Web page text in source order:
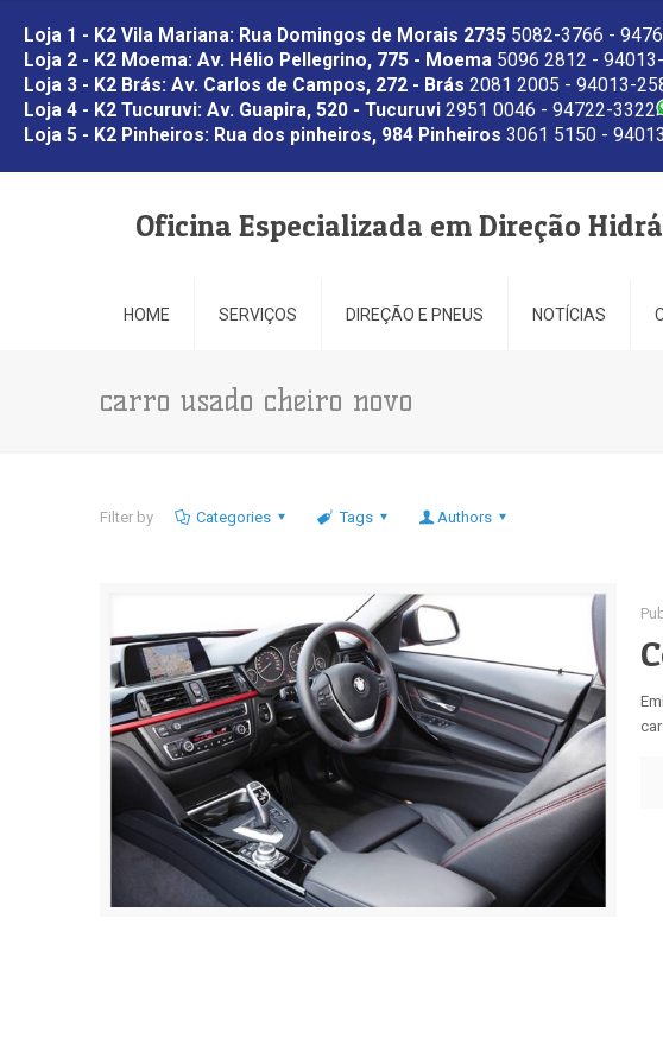
Loja 1 - K2 Vila Mariana: Rua Domingos de Morais 2735 5082-3766 -
Loja 2 - K2 Moema: Av. Hélio Pellegrino, 775 - Moema 5096 2812 -
Loja 3 - K2 Brás: Av. Carlos de Campos, 272 - Brás 2081 2005 - 94013-
Loja 4 - K2 Tucuruvi: Av. Guapira, 520 - Tucuruvi 2951 0046 - 94722-3322
Loja 5 - K2 Pinheiros: Rua dos pinheiros, 984 Pinheiros 3061 5150 -
Oficina Especializada em Direção
HOME SERVIÇOS DIREÇÃO E PNEUS NOTÍCIAS
carro usado cheiro novo
Filter by Categories Tags Authors